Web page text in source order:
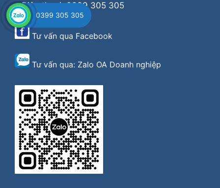
♦ Điện thoại: 0399 305 305
Tư vấn qua Facebook
Tư vấn qua: Zalo OA Doanh nghiệp
0399 305 305